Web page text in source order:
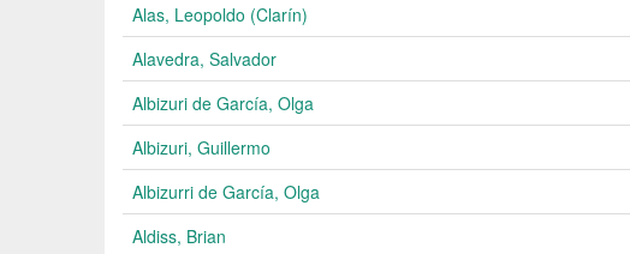
Alas, Leopoldo (Clarín)
Alavedra, Salvador
Albizuri de García, Olga
Albizuri, Guillermo
Albizurri de García, Olga
Aldiss, Brian